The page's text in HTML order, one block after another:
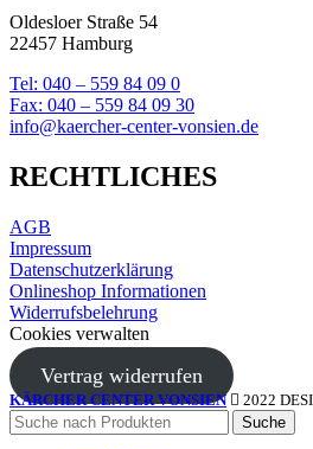
Oldesloer Straße 54
22457 Hamburg
Tel: 040 – 559 84 09 0
Fax: 040 – 559 84 09 30
info@kaercher-center-vonsien.de
RECHTLICHES
AGB
Impressum
Datenschutzerklärung
Onlineshop Informationen
Widerrufsbelehrung
Cookies verwalten
Vertrag widerrufen
KÄRCHER CENTER VONSIEN 2022
Suche